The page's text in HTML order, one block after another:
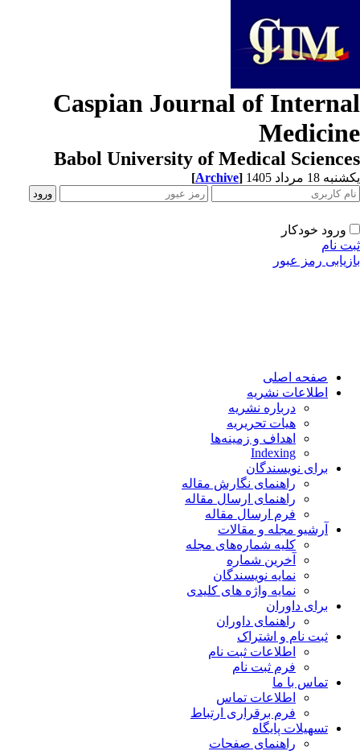
Caspian Journal of
Babol University of Medical
18 مرداد 1405 [Archive]
ورود خودکار
نام
رمز عبور
صفحه اصلی
اطلاعات نشریه
درباره نشریه
هیات تحریریه
اهداف و زمینه‌ها
Indexing
برای نویسندگان
راهنمای نگارش مقاله
راهنمای ارسال مقاله
فرم ارسال مقاله
آرشیو مجله و مقالات
کلیه شماره‌های مجله
آخرین شماره
نمایه نویسندگان
نمایه واژه های کلیدی
برای داوران
راهنمای داوران
ثبت نام و اشتراک
اطلاعات ثبت نام
فرم ثبت نام
تماس با ما
اطلاعات تماس
فرم برقراری ارتباط
تسهیلات پایگاه
راهنمای صفحات